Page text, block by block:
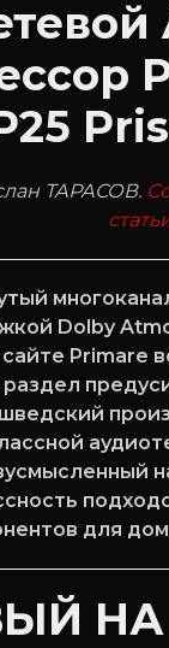
ТАРАСОВ.
Dolby
Primare
для
НА